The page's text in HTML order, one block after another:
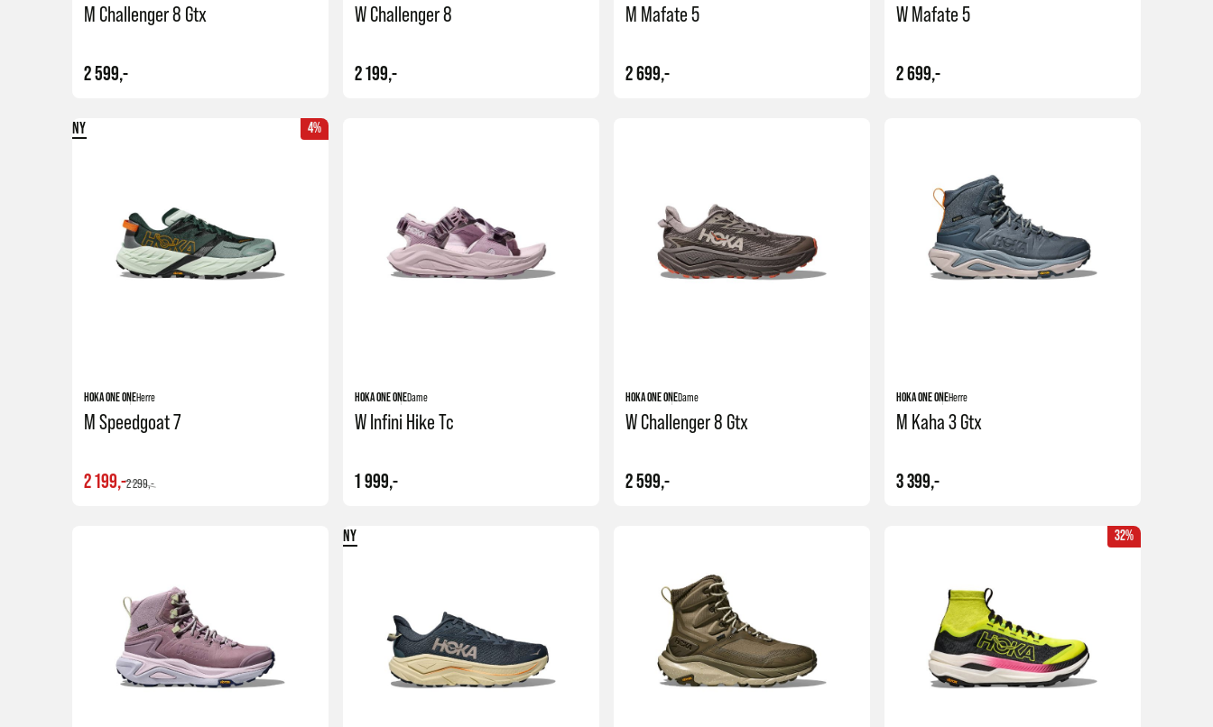
M Challenger 8 Gtx
2 599,-
W Challenger 8
2 199,-
M Mafate 5
2 699,-
W Mafate 5
2 699,-
NY 4%
HOKA ONE ONEHerre
M Speedgoat 7
2 299,-
2 199,-
HOKA ONE ONEDame
W Infini Hike Tc
1 999,-
HOKA ONE ONEDame
W Challenger 8 Gtx
2 599,-
HOKA ONE ONEHerre
M Kaha 3 Gtx
3 399,-
NY 32%